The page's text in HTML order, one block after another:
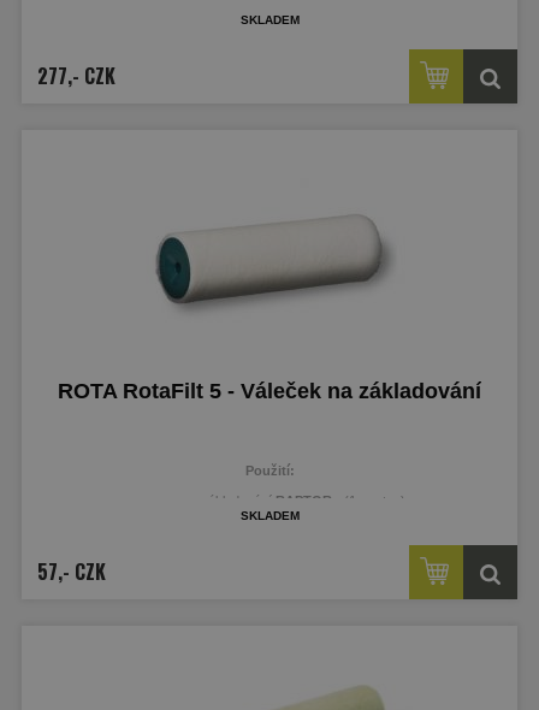
skladem
277,- CZK
ROTA RotaFilt 5 - Váleček na základování
Použití:
na základování RAPTORu
(1. vrstva)
na laky a oleje
skladem
57,- CZK